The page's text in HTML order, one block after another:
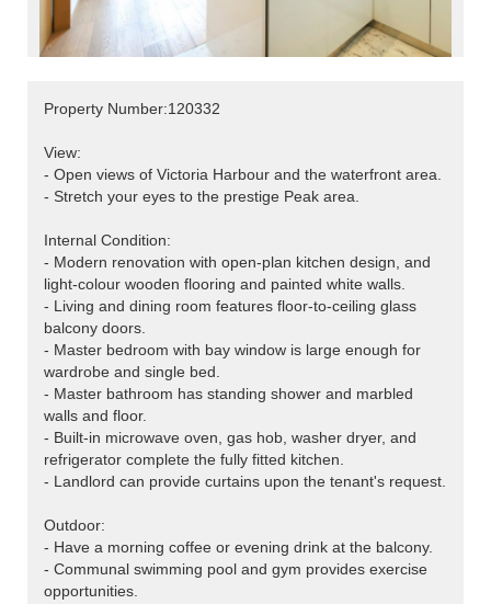
Property Number:120332
View:
- Open views of Victoria Harbour and the waterfront area.
- Stretch your eyes to the prestige Peak area.
Internal Condition:
- Modern renovation with open-plan kitchen design, and
light-colour wooden flooring and painted white walls.
- Living and dining room features floor-to-ceiling glass
balcony doors.
- Master bedroom with bay window is large enough for
wardrobe and single bed.
- Master bathroom has standing shower and marbled
walls and floor.
- Built-in microwave oven, gas hob, washer dryer, and
refrigerator complete the fully fitted kitchen.
- Landlord can provide curtains upon the tenant's request.
Outdoor:
- Have a morning coffee or evening drink at the balcony.
- Communal swimming pool and gym provides exercise
opportunities.